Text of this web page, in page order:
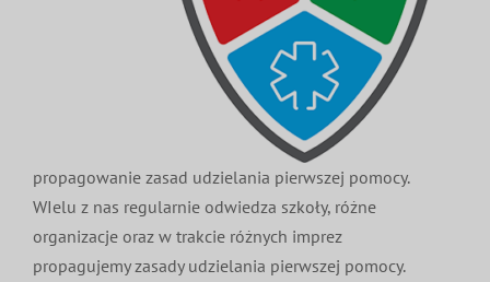
PNWM
Floriany
Historia
Poradnik
Sklep
propagowanie zasad udzielania pierwszej pomocy.
WIelu z nas regularnie odwiedza szkoły, różne
organizacje oraz w trakcie różnych imprez
propagujemy zasady udzielania pierwszej pomocy.